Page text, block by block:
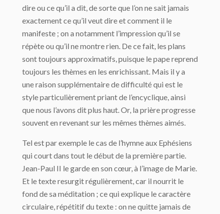
dire ou ce qu’il a dit, de sorte que l’on ne sait jamais
exactement ce qu’il veut dire et comment il le
manifeste ; on a notamment l’impression qu’il se
répète ou qu’il ne montre rien. De ce fait, les plans
sont toujours approximatifs, puisque le pape reprend
toujours les thèmes en les enrichissant. Mais il y a
une raison supplémentaire de difficulté qui est le
style particulièrement priant de l’encyclique, ainsi
que nous l’avons dit plus haut. Or, la prière progresse
souvent en revenant sur les mêmes thèmes aimés.
Tel est par exemple le cas de l’hymne aux Ephésiens
qui court dans tout le début de la première partie.
Jean-Paul II le garde en son cœur, à l’image de Marie.
Et le texte resurgit régulièrement, car il nourrit le
fond de sa méditation ; ce qui explique le caractère
circulaire, répétitif du texte : on ne quitte jamais de